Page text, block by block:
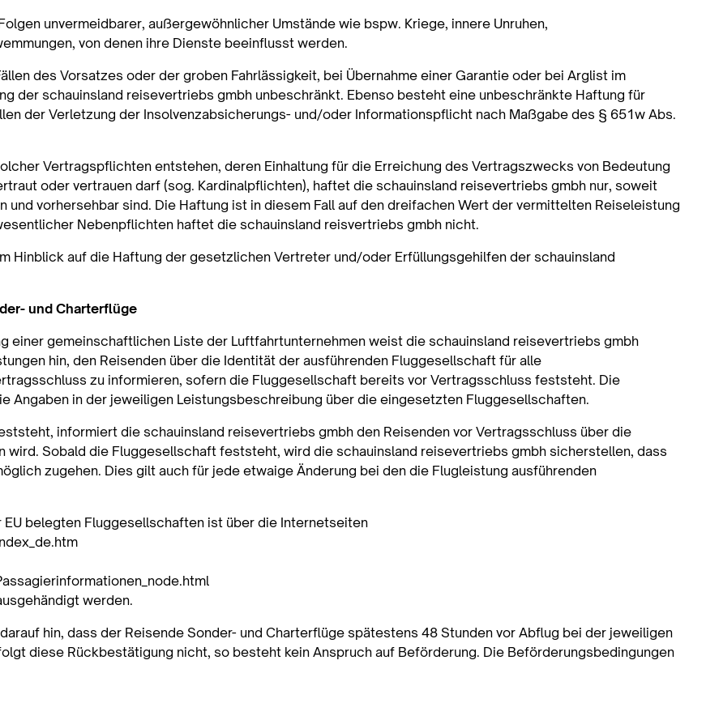
unvermeidbarer, außergewöhnlicher Umstände wie bspw. Kriege, innere Unruhen,
von denen ihre Dienste beeinflusst werden.
des Vorsatzes oder der groben Fahrlässigkeit, bei Übernahme einer Garantie oder bei Arglist im
der schauinsland reisevertriebs gmbh unbeschränkt. Ebenso besteht eine unbeschränkte Haftung für
der Verletzung der Insolvenzabsicherungs- und/oder Informationspflicht nach Maßgabe des § 651w Abs.
Vertragspflichten entstehen, deren Einhaltung für die Erreichung des Vertragszwecks von Bedeutung
oder vertrauen darf (sog. Kardinalpflichten), haftet die schauinsland reisevertriebs gmbh nur, soweit
vorhersehbar sind. Die Haftung ist in diesem Fall auf den dreifachen Wert der vermittelten Reiseleistung
Nebenpflichten haftet die schauinsland reisvertriebs gmbh nicht.
Hinblick auf die Haftung der gesetzlichen Vertreter und/oder Erfüllungsgehilfen der schauinsland
und Charterflüge
einer gemeinschaftlichen Liste der Luftfahrtunternehmen weist die schauinsland reisevertriebs gmbh
hin, den Reisenden über die Identität der ausführenden Fluggesellschaft für alle
zu informieren, sofern die Fluggesellschaft bereits vor Vertragsschluss feststeht. Die
Angaben in der jeweiligen Leistungsbeschreibung über die eingesetzten Fluggesellschaften.
informiert die schauinsland reisevertriebs gmbh den Reisenden vor Vertragsschluss über die
Sobald die Fluggesellschaft feststeht, wird die schauinsland reisevertriebs gmbh sicherstellen, dass
zugehen. Dies gilt auch für jede etwaige Änderung bei den die Flugleistung ausführenden
belegten Fluggesellschaften ist über die Internetseiten
werden.
hin, dass der Reisende Sonder- und Charterflüge spätestens 48 Stunden vor Abflug bei der jeweiligen
diese Rückbestätigung nicht, so besteht kein Anspruch auf Beförderung. Die Beförderungsbedingungen